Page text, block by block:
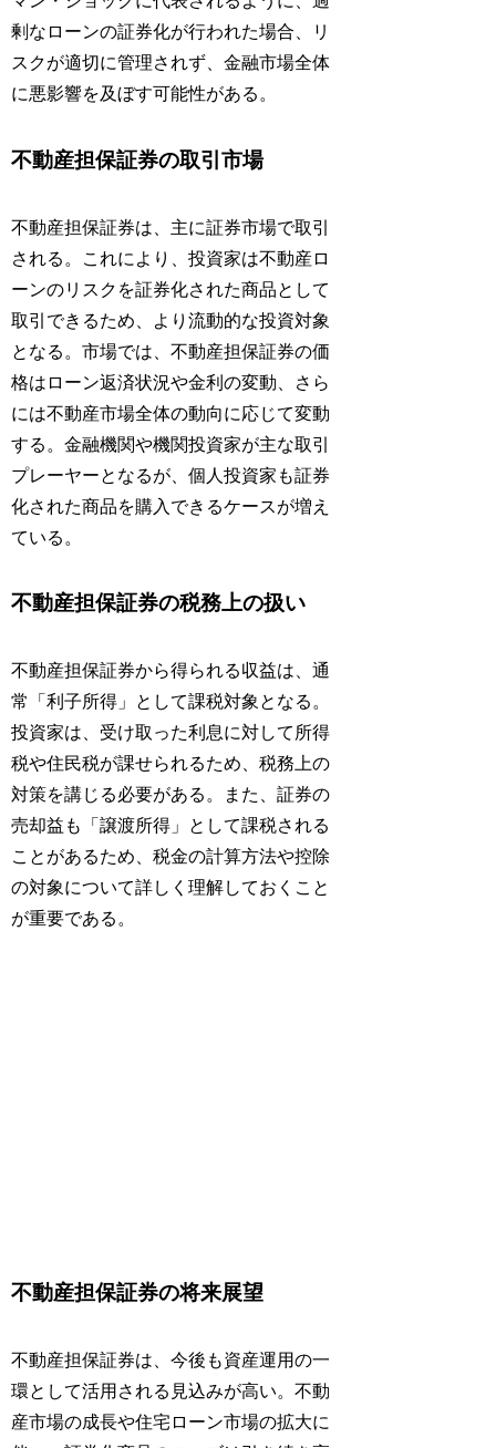
剰なローンの証券化が行われた場合、リ
スクが適切に管理されず、金融市場全体
に悪影響を及ぼす可能性がある。
不動産担保証券の取引市場
不動産担保証券は、主に証券市場で取引
される。これにより、投資家は不動産ロ
ーンのリスクを証券化された商品として
取引できるため、より流動的な投資対象
となる。市場では、不動産担保証券の価
格はローン返済状況や金利の変動、さら
には不動産市場全体の動向に応じて変動
する。金融機関や機関投資家が主な取引
プレーヤーとなるが、個人投資家も証券
化された商品を購入できるケースが増え
ている。
不動産担保証券の税務上の扱い
不動産担保証券から得られる収益は、通
常「利子所得」として課税対象となる。
投資家は、受け取った利息に対して所得
税や住民税が課せられるため、税務上の
対策を講じる必要がある。また、証券の
売却益も「譲渡所得」として課税される
ことがあるため、税金の計算方法や控除
の対象について詳しく理解しておくこと
が重要である。
不動産担保証券の将来展望
不動産担保証券は、今後も資産運用の一
環として活用される見込みが高い。不動
産市場の成長や住宅ローン市場の拡大に